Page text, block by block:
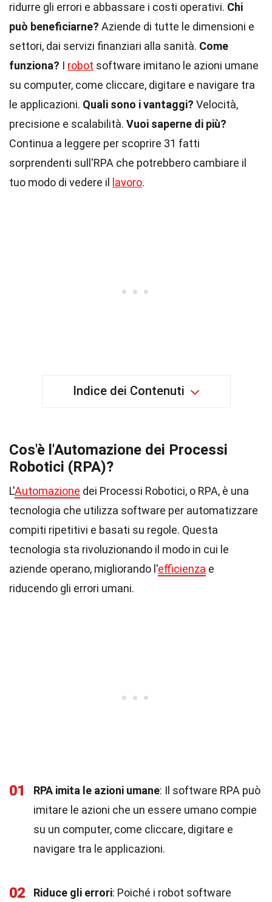
ridurre gli errori e abbassare i costi operativi. Chi
può beneficiarne? Aziende di tutte le dimensioni e
settori, dai servizi finanziari alla sanità. Come
funziona? I robot software imitano le azioni umane
su computer, come cliccare, digitare e navigare tra
le applicazioni. Quali sono i vantaggi? Velocità,
precisione e scalabilità. Vuoi saperne di più?
Continua a leggere per scoprire 31 fatti
sorprendenti sull'RPA che potrebbero cambiare il
tuo modo di vedere il
lavoro.
Indice dei Contenuti
Cos'è l'Automazione dei Processi
Robotici (RPA)?
L'Automazione dei Processi Robotici, o RPA, è una
tecnologia che utilizza software per automatizzare
compiti ripetitivi e basati su regole. Questa
tecnologia sta rivoluzionando il modo in cui le
aziende operano, migliorando l'efficienza e
riducendo gli errori umani.
01 RPA imita le azioni umane: Il software RPA può
imitare le azioni che un essere umano compie
su un computer, come cliccare, digitare e
navigare tra le applicazioni.
02 Riduce gli errori: Poiché i robot software